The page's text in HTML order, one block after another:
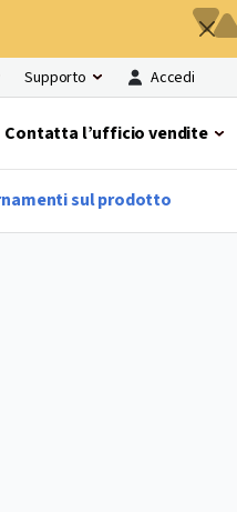
Supporto Accedi
Contatta l’ufficio vendite
sul prodotto